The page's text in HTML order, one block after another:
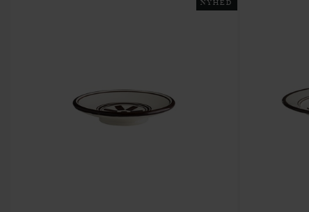
NYHED